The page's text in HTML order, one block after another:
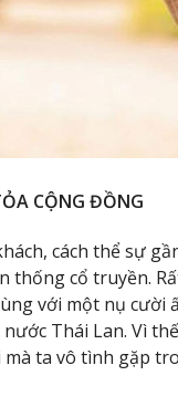
CỘNG ĐỒNG
cách thể sự
thống cổ truyền.
với một nụ
Thái Lan. Vì
ta vô tình gặp